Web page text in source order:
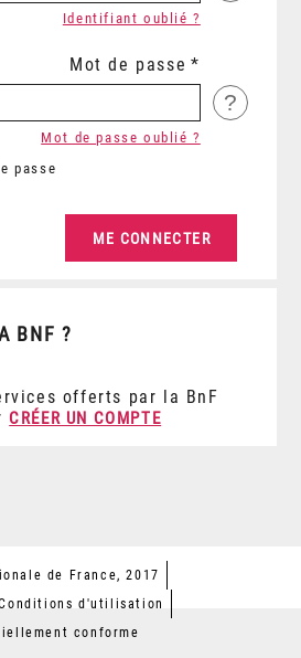
Identifiant oublié ?
Mot de passe
?
passe
Mot de passe oublié ?
BNF ?
offerts par la BnF
CRÉER UN COMPTE
de France, 2017
d'utilisation
conforme